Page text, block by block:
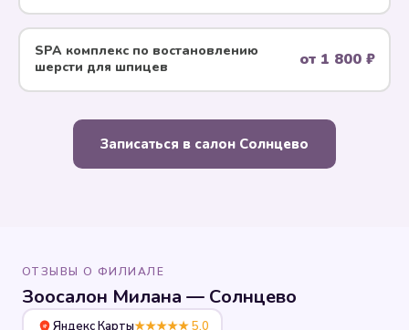
SPA комплекс по воcтановлению
шерсти для шпицев
от 1 800 ₽
Записаться в салон Солнцево
ОТЗЫВЫ О ФИЛИАЛЕ
Зоосалон Милана — Солнцево
Яндекс Карты★★★★★ 5.0